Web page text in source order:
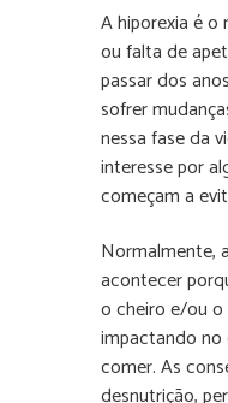
A hiporexia é o
ou falta de
passar dos
sofrer
nessa fase da
interesse por
começam a
Normalmente,
acontecer
o cheiro e/ou
impactando no
comer. As
desnutrição,